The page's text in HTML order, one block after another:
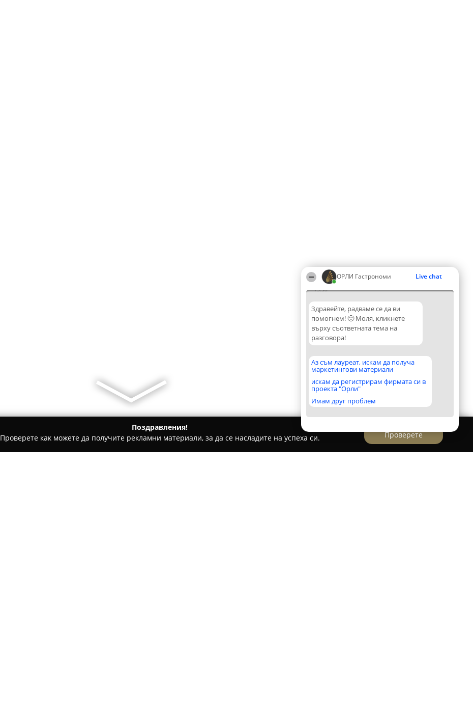
ОРЛИ Гастрономи Live chat
15:58
Здравейте, радваме се да ви
помогнем! 🙂 Моля, кликнете
върху съответната тема на
разговора!
Аз съм лауреат, искам да получа
маркетингови материали
искам да регистрирам фирмата си в
проекта "Орли"
Имам друг проблем
Поздравления!
Проверете как можете да получите рекламни материали, за да се насладите на успеха си.
Проверете